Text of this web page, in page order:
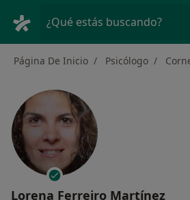
¿Qué estás buscando?
Página De Inicio Psicólogo
Lorena Ferreiro Martínez